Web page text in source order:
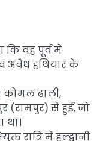
कि वह पूर्व में
अवैध हथियार के
ढाली,
(रामपुर) से हुई, जो
रात्रि में हल्द्वानी